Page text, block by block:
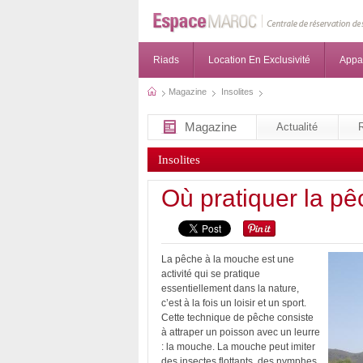
Riads Location En Exclusivité
Magazine Insolites
Magazine Actualité
Insolites
Où pratiquer la
La pêche à la mouche est une
activité qui se pratique
essentiellement dans la nature,
c’est à la fois un loisir et un sport.
Cette technique de pêche consiste
à attraper un poisson avec un leurre
: la mouche. La mouche peut imiter